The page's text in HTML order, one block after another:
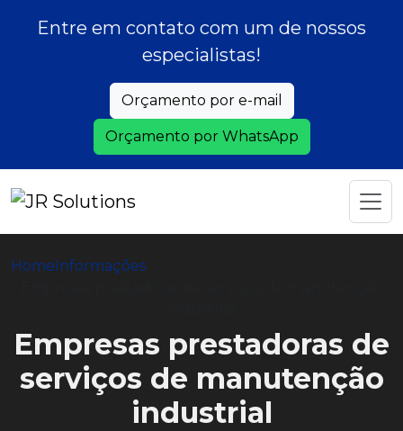
Entre em contato com um de nossos
especialistas!
Orçamento por e-mail
Orçamento por WhatsApp
HomeInformações
Empresas prestadoras de
serviços de manutenção
industrial